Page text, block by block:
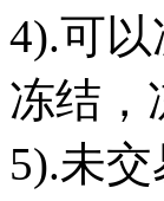
4).可
冻结，
5).未